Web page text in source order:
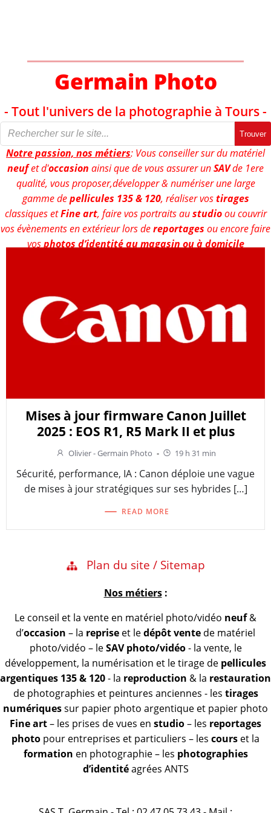
Germain Photo
- Tout l'univers de la photographie à Tours -
Trouver
Notre passion, nos métiers: Vous conseiller sur du matériel
neufet d'occasion ainsi que de vous assurer unSAVde 1ere
qualité, vous proposer,développer & numériser une large
gamme depellicules 135 & 120, réaliser vostirages
classiques etFine art, faire vos portraits austudioou couvrir
vos évènements en extérieur lors dereportages ou encore faire
vosphotos d’identité au magasin ou à domicile
Mises à jour firmware Canon Juillet
2025 : EOS R1, R5 Mark II et plus
Olivier - Germain Photo - 19 h 31 min
Sécurité, performance, IA : Canon déploie une vague
de mises à jour stratégiques sur ses hybrides […]
READ MORE
Plan du site / Sitemap
Nos métiers:
Le conseil et la vente en matériel photo/vidéo neuf&
d’occasion – la reprise et ledépôt vente de matériel
photo/vidéo – leSAV photo/vidéo- la vente, le
développement, la numérisation et le tirage de pellicules
argentiques 135 & 120- la reproduction & la restauration
de photographies et peintures anciennes - les tirages
numériquessur papier photo argentique et papier photo
Fine art– les prises de vues en studio– les reportages
photo pour entreprises et particuliers – les cours et la
formation en photographie – les photographies
d’identitéagrées ANTS